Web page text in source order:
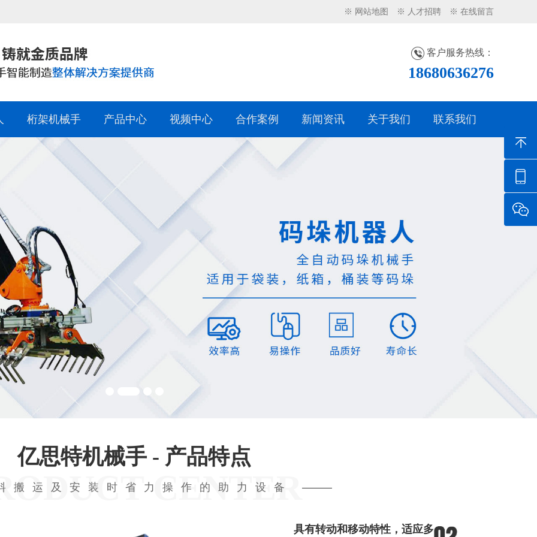
※ 网站地图 ※ 人才招聘 ※ 在线留言
客户服务热线：
18680636276
桁架机械手 产品中心 视频中心 合作案例 新闻资讯 关于我们 联系我们
亿思特机械手 - 产品特点
搬运及安装时省力操作的助力设备
CENTER